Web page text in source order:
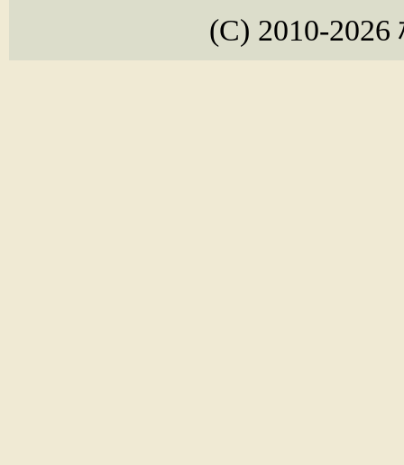
(C) 2010-